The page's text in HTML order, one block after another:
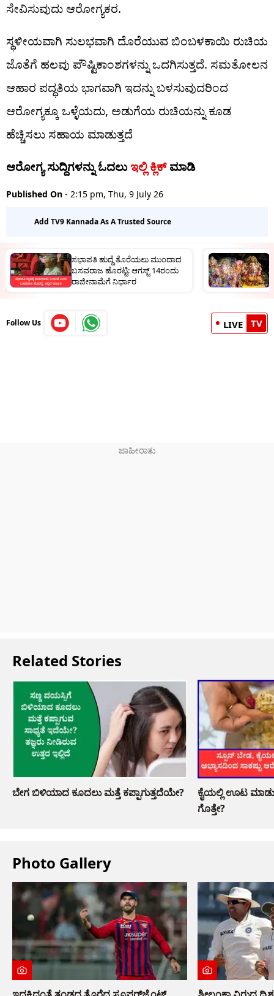
ಸೇವಿಸುವುದು ಆರೋಗ್ಯಕರ.
ಸ್ಥಳೀಯವಾಗಿ ಸುಲಭವಾಗಿ ದೊರೆಯುವ ಬಿಂಬಳಕಾಯಿ ರುಚಿಯ
ಜೊತೆಗೆ ಹಲವು ಪೌಷ್ಟಿಕಾಂಶಗಳನ್ನು ಒದಗಿಸುತ್ತದೆ. ಸಮತೋಲನ
ಆಹಾರ ಪದ್ಧತಿಯ ಭಾಗವಾಗಿ ಇದನ್ನು ಬಳಸುವುದರಿಂದ
ಆರೋಗ್ಯಕ್ಕೂ ಒಳ್ಳೆಯದು, ಅಡುಗೆಯ ರುಚಿಯನ್ನು ಕೂಡ
ಹೆಚ್ಚಿಸಲು ಸಹಾಯ ಮಾಡುತ್ತದೆ
ಆರೋಗ್ಯ ಸುದ್ದಿಗಳನ್ನು ಓದಲುಇಲ್ಲಿ ಕ್ಲಿಕ್ಮಾಡಿ
Published On - 2:15 pm, Thu, 9 July 26
Add TV9 Kannada As A Trusted Source
ಸಭಾಪತಿ ಹುದ್ದೆ ತೊರೆಯಲು ಮುಂದಾದ
ಬಸವರಾಜ ಹೊರಟ್ಟಿ: ಆಗಸ್ಟ್ 14ರಂದು
ರಾಜೀನಾಮೆಗೆ ನಿರ್ಧಾರ
Follow Us LIVE TV
Related Stories
ಬೇಗ ಬಿಳಿಯಾದ ಕೂದಲು ಮತ್ತೆ ಕಪ್ಪಾಗುತ್ತದೆಯೇ?
ಕೈಯಲ್ಲಿ ಊಟ
ಗೊತ್ತೇ?
Photo Gallery